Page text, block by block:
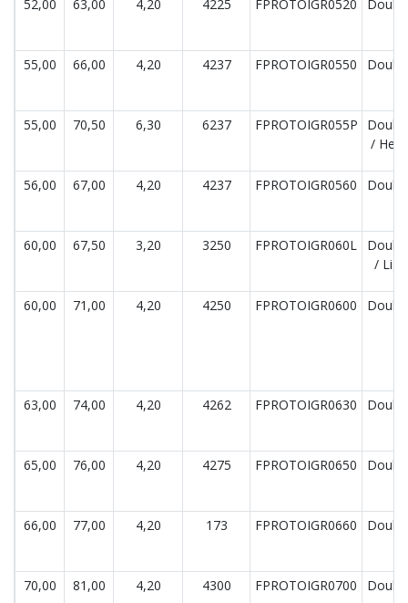
52,00 63,00 4,20 4225 FPROTOIGR0520
55,00 66,00 4,20 4237 FPROTOIGR0550
55,00 70,50 6,30 6237 FPROTOIGR055P
/
56,00 67,00 4,20 4237 FPROTOIGR0560
60,00 67,50 3,20 3250 FPROTOIGR060L
/
60,00 71,00 4,20 4250 FPROTOIGR0600
63,00 74,00 4,20 4262 FPROTOIGR0630
65,00 76,00 4,20 4275 FPROTOIGR0650
66,00 77,00 4,20 173 FPROTOIGR0660
70,00 81,00 4,20 4300 FPROTOIGR0700